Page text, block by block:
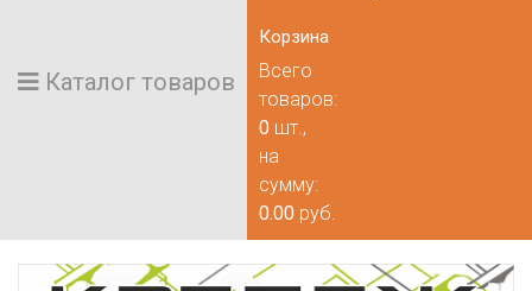
Каталог товаров
Корзина
Всего
товаров:
0 шт.,
на
сумму:
0.00 руб.